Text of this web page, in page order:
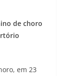
de choro
em 23